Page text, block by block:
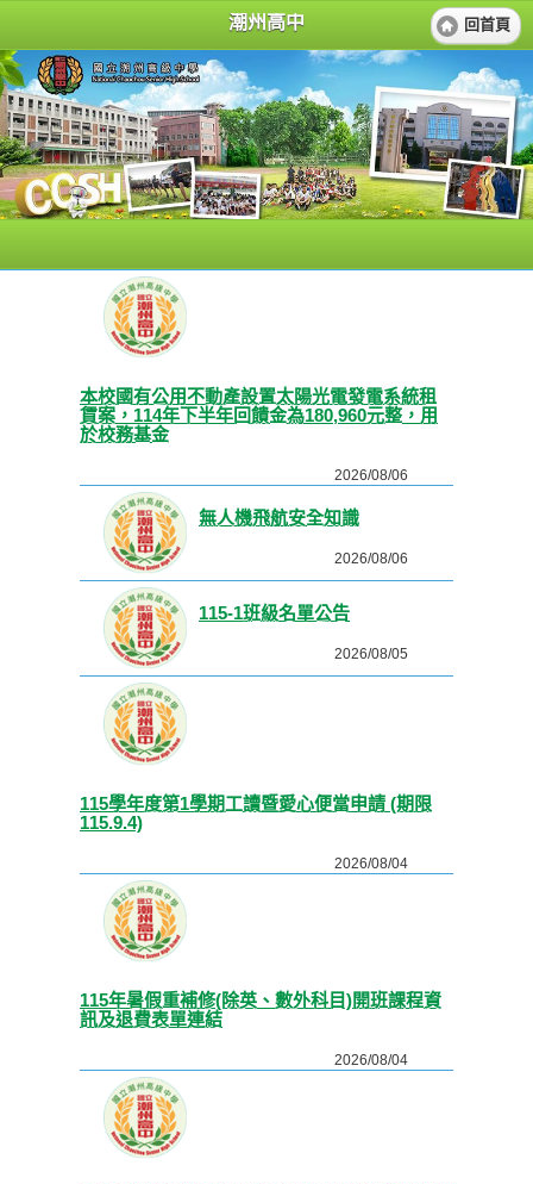
潮州高中 回首頁
本校國有公用不動產設置太陽光電發電系統租
賃案，114年下半年回饋金為180,960元整，用
於校務基金
2026/08/06
無人機飛航安全知識
2026/08/06
115-1班級名單公告
2026/08/05
115學年度第1學期工讀暨愛心便當申請 (期限
115.9.4)
2026/08/04
115年暑假重補修(除英、數外科目)開班課程資
訊及退費表單連結
2026/08/04